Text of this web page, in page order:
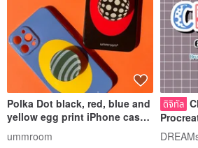
Polka Dot black, red, blue and
yellow egg print iPhone case
ummroom
ดิจิทัล